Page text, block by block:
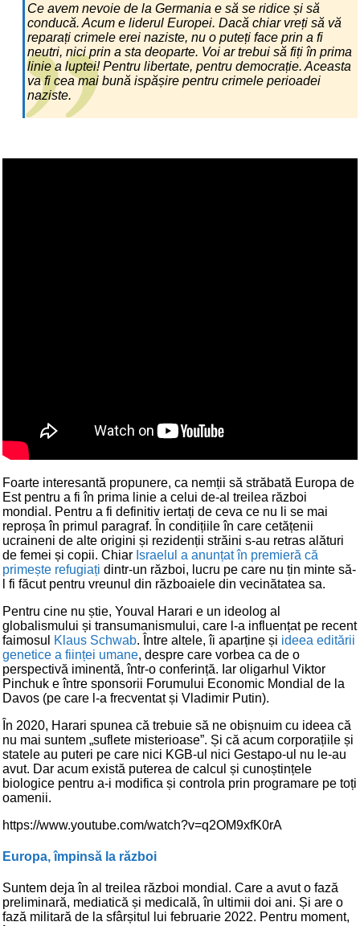
Ce avem nevoie de la Germania e să se ridice și să
conducă. Acum e liderul Europei. Dacă chiar vreți să vă
reparați crimele erei naziste, nu o puteți face prin a fi
neutri, nici prin a sta deoparte. Voi ar trebui să fiți în prima
linie a luptei! Pentru libertate, pentru democrație. Aceasta
va fi cea mai bună ispășire pentru crimele perioadei
naziste.
Foarte interesantă propunere, ca nemții să străbată Europa de
Est pentru a fi în prima linie a celui de-al treilea război
mondial. Pentru a fi definitiv iertați de ceva ce nu li se mai
reproșa în primul paragraf. În condițiile în care cetățenii
ucraineni de alte origini și rezidenții străini s-au retras alături
de femei și copii. Chiar Israelul a anunțat în premieră că
primește refugiați dintr-un război, lucru pe care nu țin minte să-
l fi făcut pentru vreunul din războaiele din vecinătatea sa.
Pentru cine nu știe, Youval Harari e un ideolog al
globalismului și transumanismului, care l-a influențat pe recent
faimosul
Klaus Schwab. Între altele, îi aparține și ideea editării
genetice a ființei umane, despre care vorbea ca de o
perspectivă iminentă, într-o conferință. Iar oligarhul Viktor
Pinchuk e între sponsorii Forumului Economic Mondial de la
Davos (pe care l-a frecventat și Vladimir Putin).
În 2020, Harari spunea că trebuie să ne obișnuim cu ideea că
nu mai suntem „suflete misterioase”. Și că acum corporațiile și
statele au puteri pe care nici KGB-ul nici Gestapo-ul nu le-au
avut. Dar acum există puterea de calcul și cunoștințele
biologice pentru a-i modifica și controla prin programare pe toți
oamenii.
https://www.youtube.com/watch?v=q2OM9xfK0rA
Europa, împinsă la război
Suntem deja în al treilea război mondial. Care a avut o fază
preliminară, mediatică și medicală, în ultimii doi ani. Și are o
fază militară de la sfârșitul lui februarie 2022. Pentru moment,